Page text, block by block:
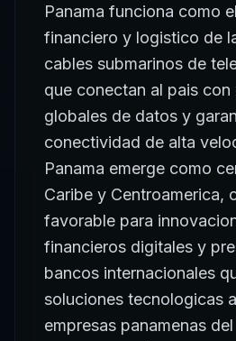
Panama funciona como
financiero y logistico de
cables submarinos de
que conectan al pais
globales de datos y
conectividad de alta
Panama emerge como
Caribe y Centroamerica,
favorable para
financieros digitales y
bancos internacionales
soluciones tecnologicas
empresas panamenas